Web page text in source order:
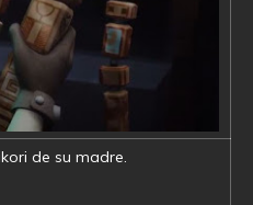
de su madre.